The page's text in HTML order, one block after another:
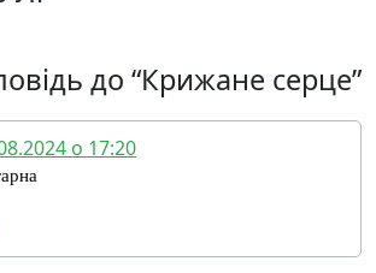
до “Крижане серце”
о 17:20